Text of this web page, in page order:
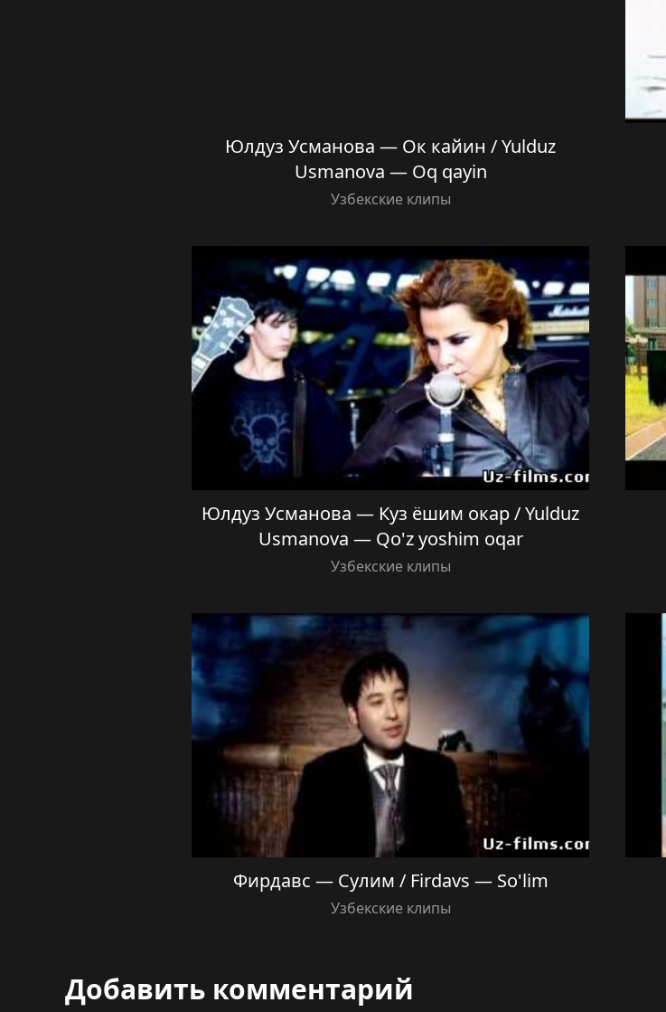
Юлдуз Усманова — Ок кайин / Yulduz
Usmanova — Oq qayin
Узбекские клипы
Юлдуз Усманова — Куз ёшим окар / Yulduz
Usmanova — Qo'z yoshim oqar
Узбекские клипы
Фирдавс — Сулим / Firdavs — So'lim
Узбекские клипы
Добавить комментарий